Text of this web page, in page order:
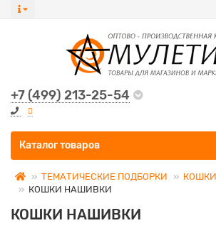
+7 (499) 213-25-54
Все категории
Каталог товаров
ТЕМАТИЧЕСКИЕ ПОДБОРКИ
КОШКИ
КОШКИ НАШИВКИ
КОШКИ НАШИВКИ